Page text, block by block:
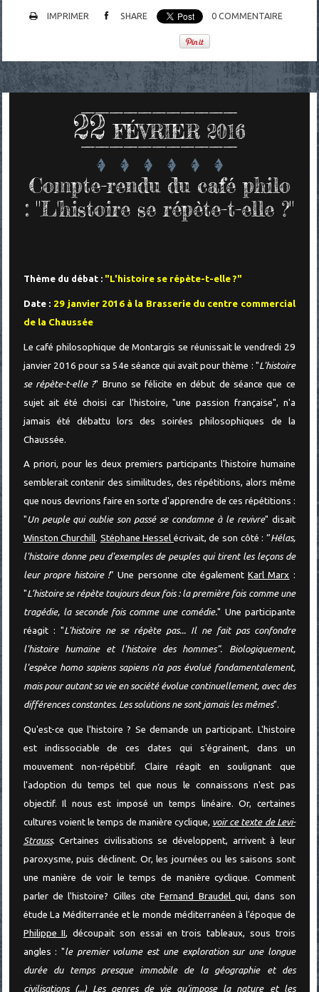
IMPRIMER SHARE 0 COMMENTAIRE
22 FÉVRIER 2016
Compte-rendu du café philo
: "L'histoire se répète-t-elle ?"
Thème du débat : "L'histoire se répète-t-elle ?"
Date : 29 janvier 2016 à la Brasserie du centre commercial
de la Chaussée
Le café philosophique de Montargis se réunissait le vendredi 29
janvier 2016 pour sa 54e séance qui avait pour thème : "L'histoire
se répète-t-elle ?" Bruno se félicite en début de séance que ce
sujet ait été choisi car l'histoire, "une passion française", n'a
jamais été débattu lors des soirées philosophiques de la
Chaussée.
A priori, pour les deux premiers participants l'histoire humaine
semblerait contenir des similitudes, des répétitions, alors même
que nous devrions faire en sorte d'apprendre de ces répétitions :
"Un peuple qui oublie son passé se condamne à le revivre" disait
Winston Churchill. Stéphane Hessel écrivait, de son côté : “Hélas,
l'histoire donne peu d'exemples de peuples qui tirent les leçons de
leur propre histoire !” Une personne cite égalementKarl Marx :
"L’histoire se répète toujours deux fois : la première fois comme une
tragédie, la seconde fois comme une comédie." Une participante
réagit : "L'histoire ne se répète pas... Il ne fait pas confondre
l'histoire humaine et l'histoire des hommes". Biologiquement,
l'espèce homo sapiens sapiens n'a pas évolué fondamentalement,
mais pour autant sa vie en société évolue continuellement, avec des
différences constantes. Les solutions ne sont jamais les mêmes".
Qu'est-ce que l'histoire ? Se demande un participant. L'histoire
est indissociable de ces dates qui s'égrainent, dans un
mouvement non-répétitif. Claire réagit en soulignant que
l'adoption du temps tel que nous le connaissons n'est pas
objectif. Il nous est imposé un temps linéaire. Or, certaines
cultures voient le temps de manière cyclique, voir ce texte de Levi-
Strauss. Certaines civilisations se développent, arrivent à leur
paroxysme, puis déclinent. Or, les journées ou les saisons sont
une manière de voir le temps de manière cyclique. Comment
parler de l'histoire? Gilles citeFernand Braudel qui, dans son
étude La Méditerranée et le monde méditerranéen à l'époque de
Philippe II, découpait son essai en trois tableaux, sous trois
angles : "le premier volume est une exploration sur une longue
durée du temps presque immobile de la géographie et des
civilisations (...) Les genres de vie qu'impose la nature et les